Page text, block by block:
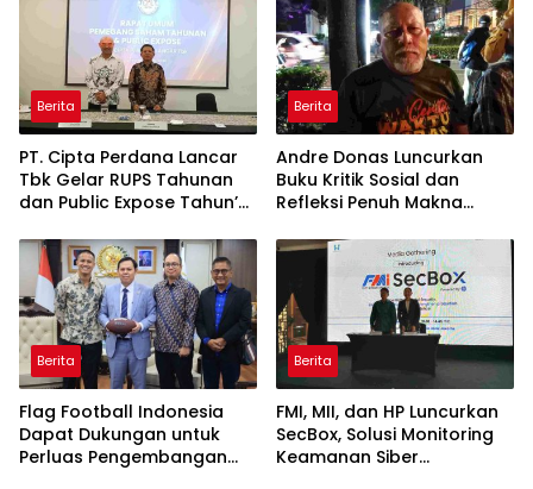
Pengacara Justru Lebih
Perusahaan
Berita
PT. Cipta Perdana Lancar
Tbk Gelar RUPS Tahunan
dan Public Expose Tahun’
Berita
Andre Donas Luncurkan
Buku Kritik Sosial dan
Refleksi Penuh Makna
Sewaktu Hujan”
Berita
Flag Football Indonesia
Dapat Dukungan untuk
Perluas Pengembangan
Berita
FMI, MII, dan HP Luncurkan
SecBox, Solusi Monitoring
Keamanan Siber